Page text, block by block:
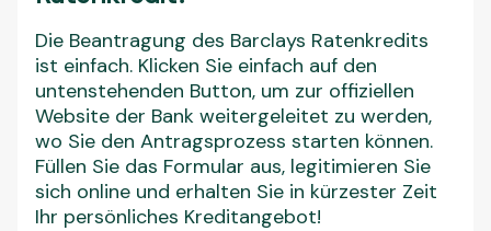
Die Beantragung des Barclays Ratenkredits
ist einfach. Klicken Sie einfach auf den
untenstehenden Button, um zur offiziellen
Website der Bank weitergeleitet zu werden,
wo Sie den Antragsprozess starten können.
Füllen Sie das Formular aus, legitimieren Sie
sich online und erhalten Sie in kürzester Zeit
Ihr persönliches Kreditangebot!